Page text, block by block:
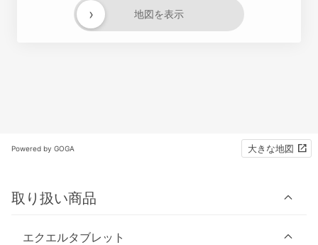
地図を表示
›
Powered by GOGA 大きな地図
取り扱い商品
エクエルタブレット